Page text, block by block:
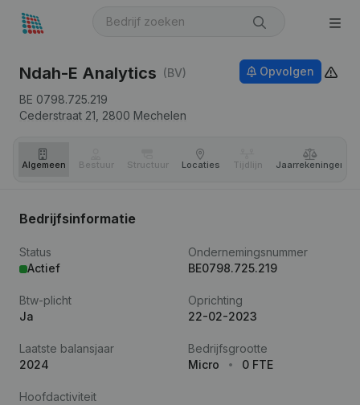
Ndah-E Analytics (BV)
BE 0798.725.219
Cederstraat 21, 2800 Mechelen
Opvolgen
Algemeen Bestuur Structuur Locaties Tijdlijn Jaar­rekeningen
Bedrijfsinformatie
Status
Actief
Ondernemingsnummer
BE0798.725.219
Btw-plicht
Ja
Oprichting
22-02-2023
Laatste balansjaar
2024
Bedrijfsgrootte
Micro
0 FTE
Hoofdactiviteit